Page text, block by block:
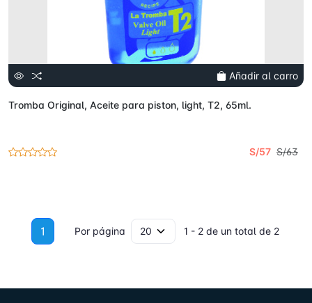
Añadir al carro
Tromba Original, Aceite para piston, light, T2, 65ml.
S/57 S/63
1 Por página 1 - 2 de un total de 2